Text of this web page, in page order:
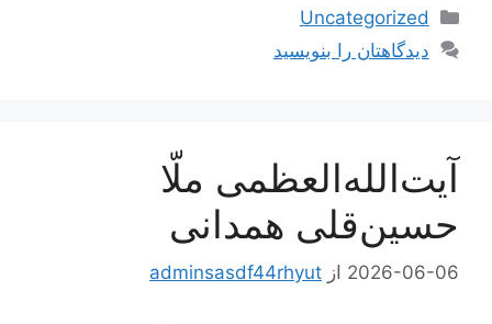
دسته‌ها
Uncategorized
دیدگاهتان را بنویسید
آیت‌الله‌العظمی ملّا
حسین‌قلی همدانی
2026-06-06 از adminsasdf44rhyut